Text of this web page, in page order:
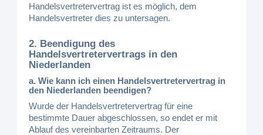
Handelsvertretervertrag ist es möglich, dem
Handelsvertreter dies zu untersagen.
2. Beendigung des
Handelsvertretervertrags in den
Niederlanden
a. Wie kann ich einen Handelsvertretervertrag in
den Niederlanden beendigen?
Wurde der Handelsvertretervertrag für eine
bestimmte Dauer abgeschlossen, so endet er mit
Ablauf des vereinbarten Zeitraums. Der